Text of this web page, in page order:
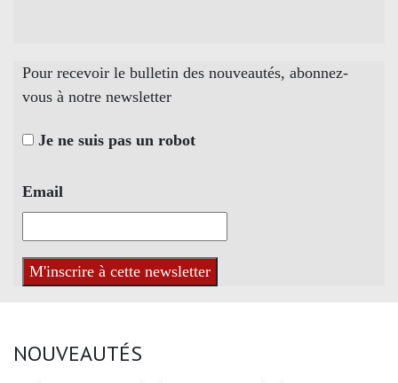
Pour recevoir le bulletin des nouveautés, abonnez-
vous à notre newsletter
Je ne suis pas un robot
Email
NOUVEAUTÉS